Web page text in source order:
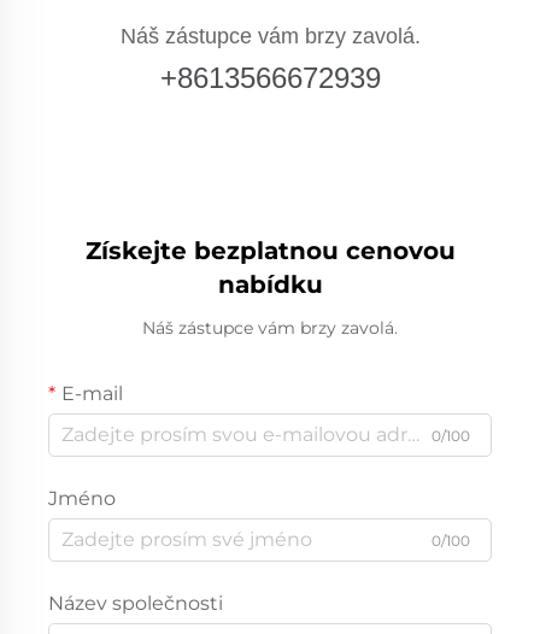
Náš zástupce vám brzy zavolá.
+8613566672939
Získejte bezplatnou cenovou
nabídku
Náš zástupce vám brzy zavolá.
E-mail
0/100
Jméno
0/100
Název společnosti